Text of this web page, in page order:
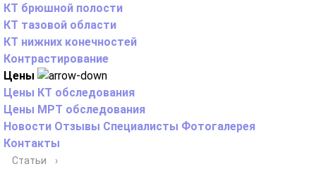
КТ брюшной полости
КТ тазовой области
КТ нижних конечностей
Контрастирование
Цены
Цены КТ обследования
Цены МРТ обследования
Новости Отзывы Специалисты Фотогалерея
Контакты
Статьи ›